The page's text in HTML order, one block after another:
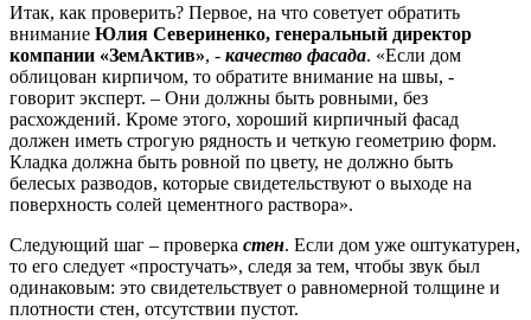
Итак, как проверить? Первое, на что советует обратить
внимание Юлия Севериненко, генеральный директор
компании «ЗемАктив», - качество фасада. «Если дом
облицован кирпичом, то обратите внимание на швы, -
говорит эксперт. – Они должны быть ровными, без
расхождений. Кроме этого, хороший кирпичный фасад
должен иметь строгую рядность и четкую геометрию форм.
Кладка должна быть ровной по цвету, не должно быть
белесых разводов, которые свидетельствуют о выходе на
поверхность солей цементного раствора».
Следующий шаг – проверка стен. Если дом уже оштукатурен,
то его следует «простучать», следя за тем, чтобы звук был
одинаковым: это свидетельствует о равномерной толщине и
плотности стен, отсутствии пустот.